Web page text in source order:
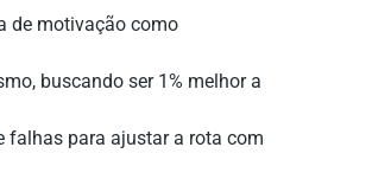
de motivação como
buscando ser 1% melhor a
falhas para ajustar a rota com